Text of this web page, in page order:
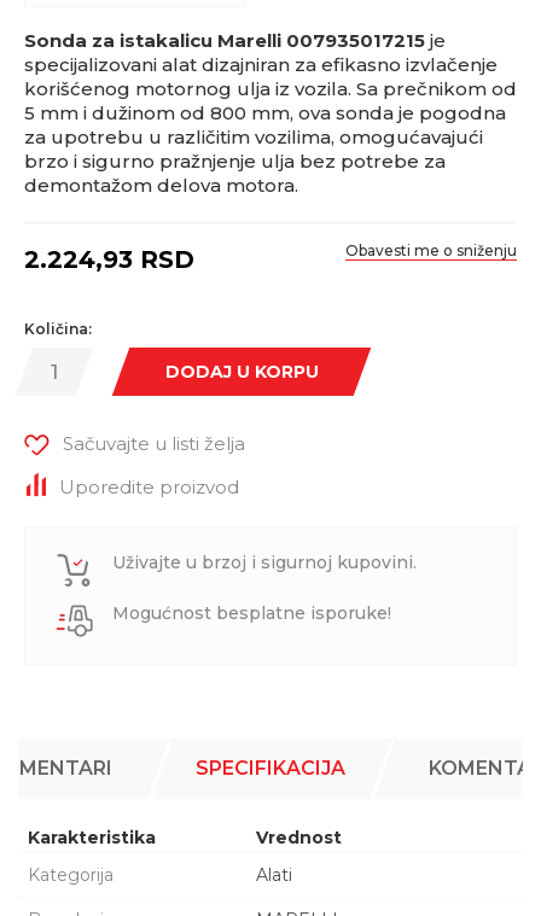
Sonda za istakalicu Marelli 007935017215 je
specijalizovani alat dizajniran za efikasno izvlačenje
korišćenog motornog ulja iz vozila. Sa prečnikom od
5 mm i dužinom od 800 mm, ova sonda je pogodna
za upotrebu u različitim vozilima, omogućavajući
brzo i sigurno pražnjenje ulja bez potrebe za
demontažom delova motora.
2.224,93 RSD Obavesti me o sniženju
Količina:
DODAJ U KORPU
Sačuvajte u listi želja
Uporedite proizvod
Uživajte u brzoj i sigurnoj kupovini.
Mogućnost besplatne isporuke!
SPECIFIKACIJA
Karakteristika
Vrednost
Kategorija
Alati